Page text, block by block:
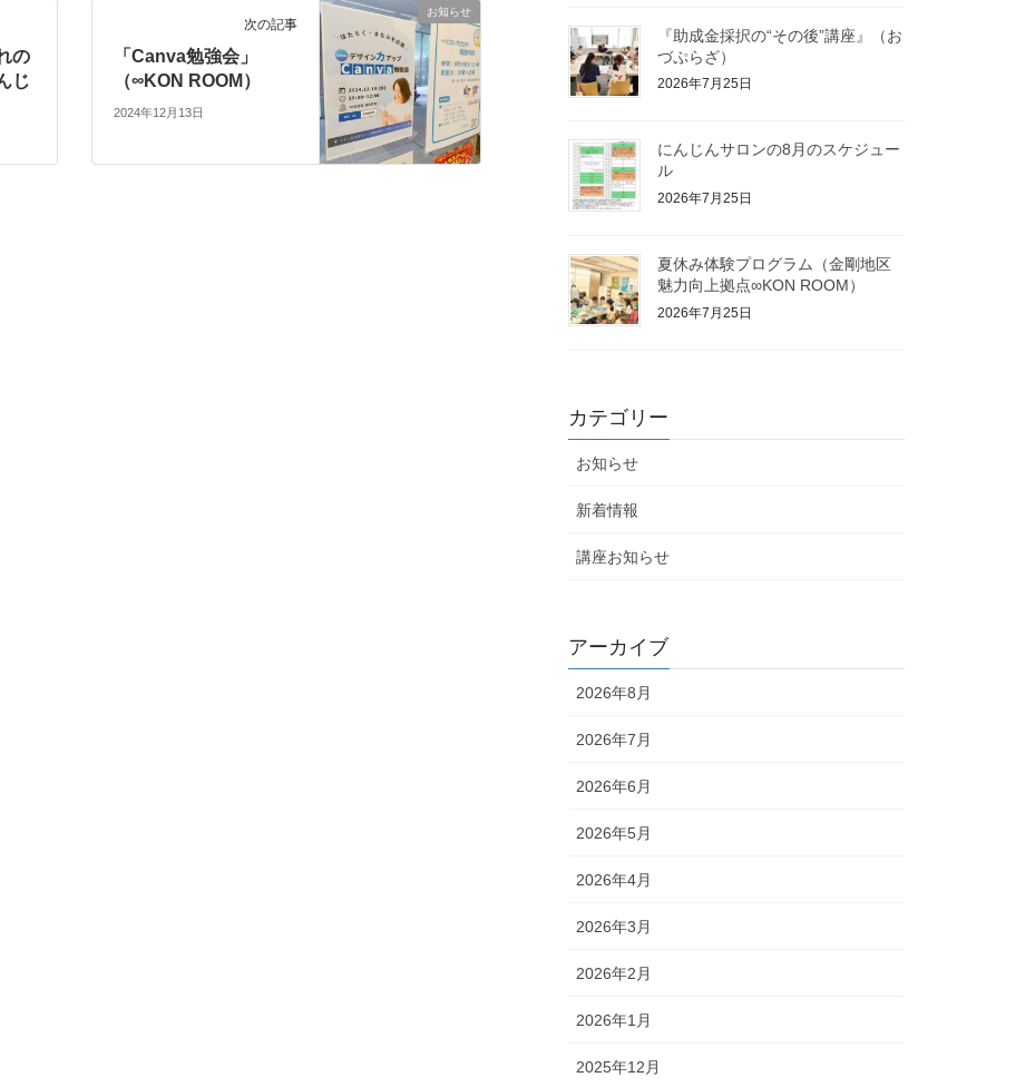
の
じ
お知らせ
次の記事
「Canva勉強会」
（∞KON ROOM）
2024年12月13日
『助成金採択の“その後”講座』（お
づぷらざ）
2026年7月25日
にんじんサロンの8月のスケジュー
ル
2026年7月25日
夏休み体験プログラム（金剛地区
魅力向上拠点∞KON ROOM）
2026年7月25日
カテゴリー
お知らせ
新着情報
講座お知らせ
アーカイブ
2026年8月
2026年7月
2026年6月
2026年5月
2026年4月
2026年3月
2026年2月
2026年1月
2025年12月